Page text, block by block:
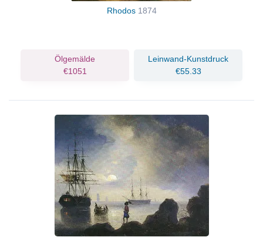
Rhodos 1874
Ölgemälde
€1051
Leinwand-Kunstdruck
€55.33